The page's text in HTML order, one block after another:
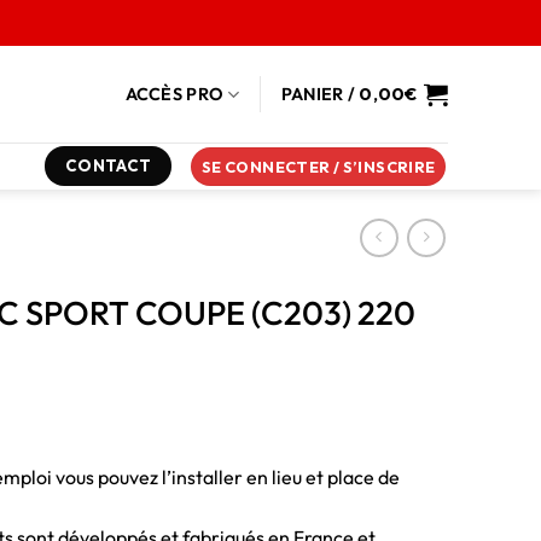
ACCÈS PRO PANIER / 0,00€
CONTACT SE CONNECTER / S’INSCRIRE
SPORT COUPE (C203) 220
vous pouvez l’installer en lieu et place de